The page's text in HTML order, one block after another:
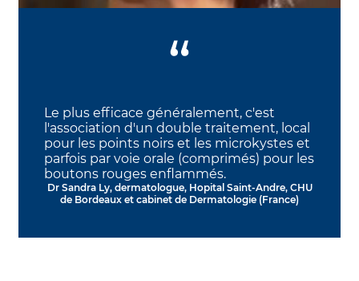
Le plus efficace généralement, c'est
l'association d'un double traitement, local
pour les points noirs et les microkystes et
parfois par voie orale (comprimés) pour les
boutons rouges enflammés.
Dr Sandra Ly, dermatologue, Hopital Saint-Andre, CHU
de Bordeaux et cabinet de Dermatologie (France)